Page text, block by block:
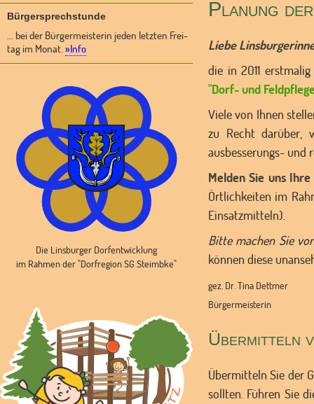
Bürgersprechstunde
... bei der Bürgermeisterin jeden letzten Frei-
tag im Monat. »Info
Die Linsburger Dorfentwicklung
im Rahmen der "Dorfregion SG Steimbke"
Planung
Liebe
die in 2011
"Dorf- und
Viele von Ihnen
zu Recht darüber,
ausbesserungs- und
Melden Sie uns
Örtlichkeiten im
Einsatzmitteln).
Bitte machen Sie
können diese
gez. Dr. Tina Dettmer
Bürgermeisterin
Übermitteln
Übermitteln Sie der
sollten. Führen Sie